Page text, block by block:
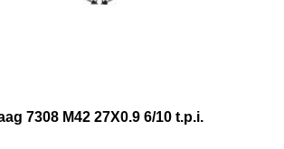
7308 M42 27X0.9 6/10 t.p.i.